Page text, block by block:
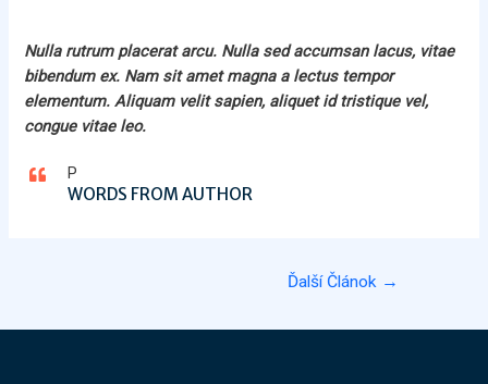
Nulla rutrum placerat arcu. Nulla sed accumsan lacus, vitae
bibendum ex. Nam sit amet magna a lectus tempor
elementum. Aliquam velit sapien, aliquet id tristique vel,
congue vitae leo.
P
WORDS FROM AUTHOR
Ďalší Článok →